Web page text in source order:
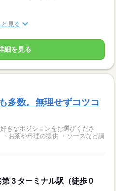
と見る
細を見る
多数。無理せずコツコ
きなポジションをお選びくださ
３ターミナル駅（徒歩 0